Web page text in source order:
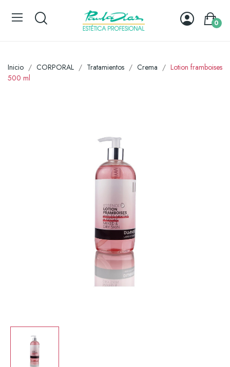
0
Inicio CORPORAL Tratamientos Crema
Lotion framboises
500 ml